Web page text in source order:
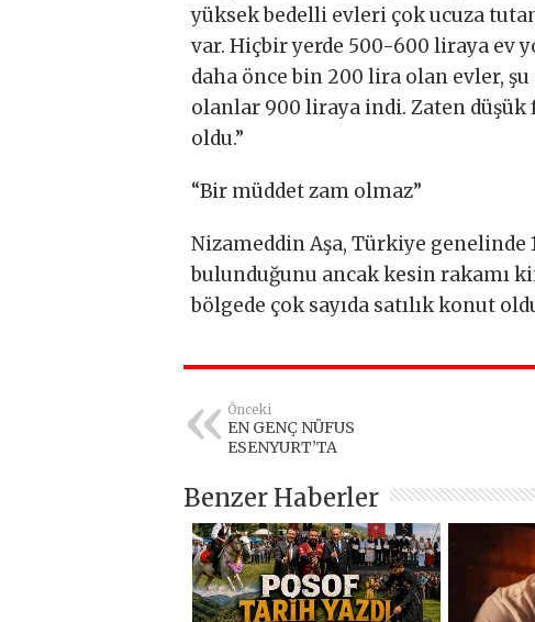
yüksek bedelli evleri çok ucuza
var. Hiçbir yerde 500-600 liraya ev
daha önce bin 200 lira olan evler,
olanlar 900 liraya indi. Zaten
oldu.”
“Bir müddet zam olmaz”
Nizameddin Aşa, Türkiye
bulunduğunu ancak kesin rakamı
bölgede çok sayıda satılık konut
Önceki
EN GENÇ NÜFUS
ESENYURT’TA
Benzer Haberler